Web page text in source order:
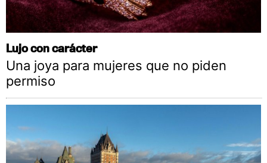
Lujo con carácter
Una joya para mujeres que no piden
permiso